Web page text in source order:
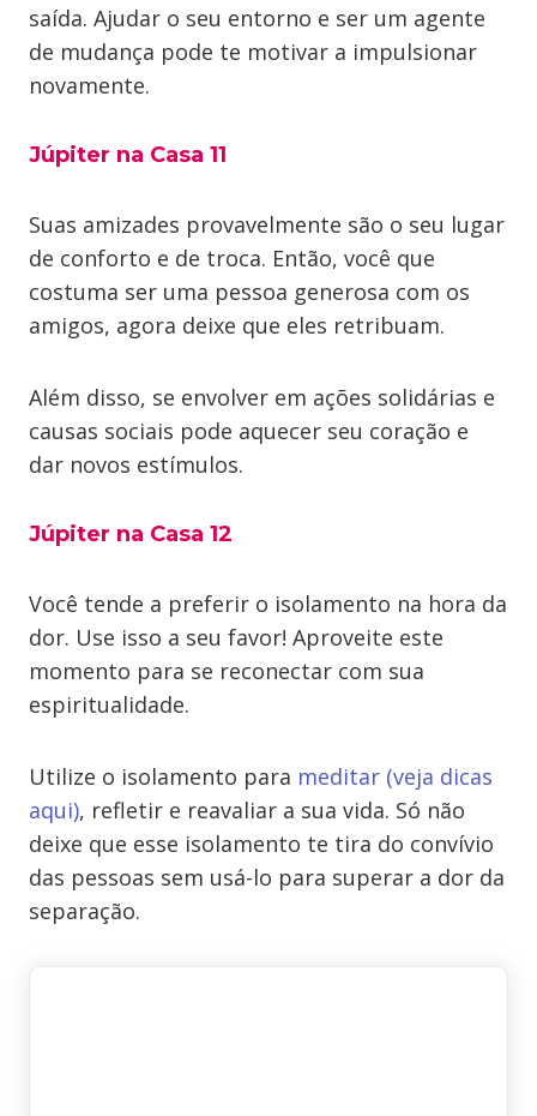
saída. Ajudar o seu entorno e ser um agente
de mudança pode te motivar a impulsionar
novamente.
Júpiter na Casa 11
Suas amizades provavelmente são o seu lugar
de conforto e de troca. Então, você que
costuma ser uma pessoa generosa com os
amigos, agora deixe que eles retribuam.
Além disso, se envolver em ações solidárias e
causas sociais pode aquecer seu coração e
dar novos estímulos.
Júpiter na Casa 12
Você tende a preferir o isolamento na hora da
dor. Use isso a seu favor! Aproveite este
momento para se reconectar com sua
espiritualidade.
Utilize o isolamento para meditar (veja dicas
aqui), refletir e reavaliar a sua vida. Só não
deixe que esse isolamento te tira do convívio
das pessoas sem usá-lo para superar a dor da
separação.